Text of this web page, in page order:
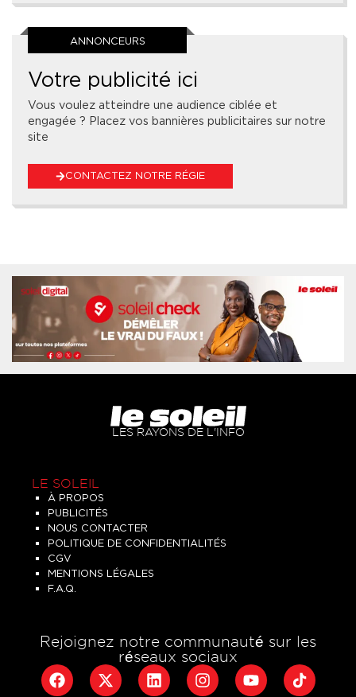
ANNONCEURS
Votre publicité ici
Vous voulez atteindre une audience ciblée et
engagée ? Placez vos bannières publicitaires sur notre
site
CONTACTEZ NOTRE RÉGIE
LES RAYONS DE L'INFO
LE SOLEIL
À PROPOS
PUBLICITÉS
NOUS CONTACTER
POLITIQUE DE CONFIDENTIALITÉS
CGV
MENTIONS LÉGALES
F.A.Q.
Rejoignez notre communauté sur les
réseaux sociaux